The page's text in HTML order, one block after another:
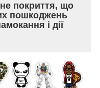
покриття, що
пошкоджень
і дії